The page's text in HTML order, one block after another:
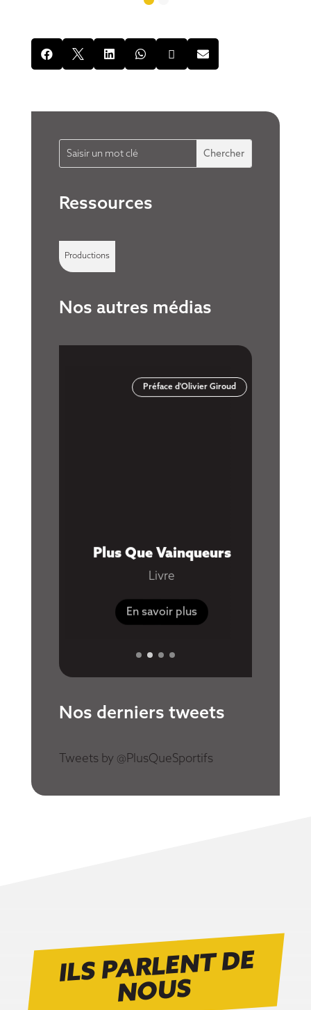
     
Ressources
Productions
Nos autres médias
Préface d'Olivier Giroud
Plus Que Vainqueurs
Livre
En savoir plus
Nos derniers tweets
Tweets by @PlusQueSportifs
ILS PARLENT DE
N
OUS